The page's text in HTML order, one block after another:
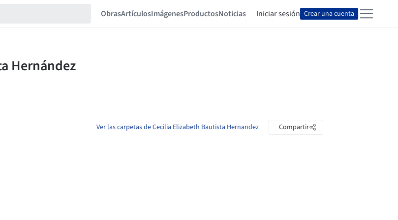
ObrasArtículosImágenesProductosNoticias Iniciar sesión Crear una cuenta
Ver las carpetas de Cecilia Elizabeth Bautista Hernandez Compartir